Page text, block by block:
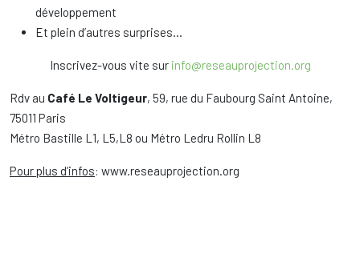
développement
Et plein d’autres surprises…
Inscrivez-vous vite sur info@reseauprojection.org
Rdv au Café Le Voltigeur, 59, rue du Faubourg Saint Antoine,
75011 Paris
Métro Bastille L1, L5,L8 ou Métro Ledru Rollin L8
Pour plus d’infos: www.reseauprojection.org